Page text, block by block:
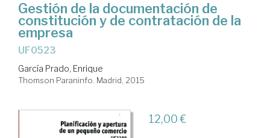
Gestión de la documentación de
constitución y de contratación de la
empresa
UF0523
García Prado, Enrique
Thomson Paraninfo. Madrid, 2015
12,00 €